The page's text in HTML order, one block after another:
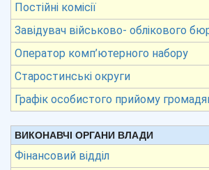
Постійні комісії
Завідувач військово- облікового
Оператор комп’ютерного набору
Старостинські округи
Графік особистого прийому
ВИКОНАВЧІ ОРГАНИ ВЛАДИ
Фінансовий відділ